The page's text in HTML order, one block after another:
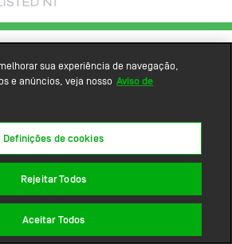
sua experiência de navegação,
e anúncios, veja nosso Aviso de
Definições de cookies
Rejeitar Todos
Aceitar Todos